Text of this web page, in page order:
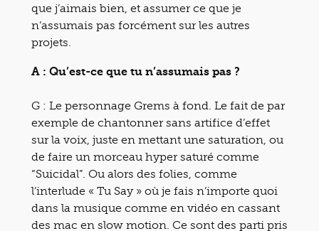
que j’aimais bien, et assumer ce que je
n’assumais pas forcément sur les autres
projets.
A : Qu’est-ce que tu n’assumais pas ?
G : Le personnage Grems à fond. Le fait de par
exemple de chantonner sans artifice d’effet
sur la voix, juste en mettant une saturation, ou
de faire un morceau hyper saturé comme
“Suicidal”. Ou alors des folies, comme
l’interlude « Tu Say » où je fais n’importe quoi
dans la musique comme en vidéo en cassant
des mac en slow motion. Ce sont des parti pris